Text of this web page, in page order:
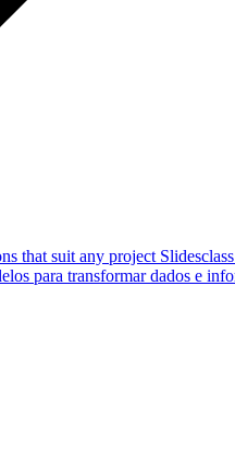
that suit any project Slidesclass
para transformar dados e